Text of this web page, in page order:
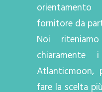
fornitore da
Noi
Atlanticmoon,
fare la scelta